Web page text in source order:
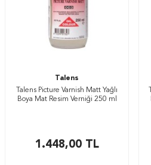
Talens
Talens Picture Varnish Matt Yağlı
Boya Mat Resim Verniği 250 ml
1.448,00TL